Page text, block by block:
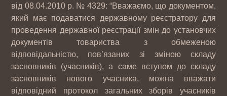
від 08.04.2010 р. № 4329: “Вважаємо, що документом,
який має подаватися державному реєстратору для
проведення державної реєстрації змін до установчих
документів товариства з обмеженою
відповідальністю, пов’язаних зі зміною складу
засновників (учасників), а саме вступом до складу
засновників нового учасника, можна вважати
відповідний протокол загальних зборів учасників